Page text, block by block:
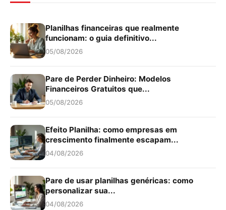
Planilhas financeiras que realmente
funcionam: o guia definitivo...
05/08/2026
Pare de Perder Dinheiro: Modelos
Financeiros Gratuitos que...
05/08/2026
Efeito Planilha: como empresas em
crescimento finalmente escapam...
04/08/2026
Pare de usar planilhas genéricas: como
personalizar sua...
04/08/2026